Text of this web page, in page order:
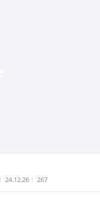
작성시간
24.12.26 조회수
267